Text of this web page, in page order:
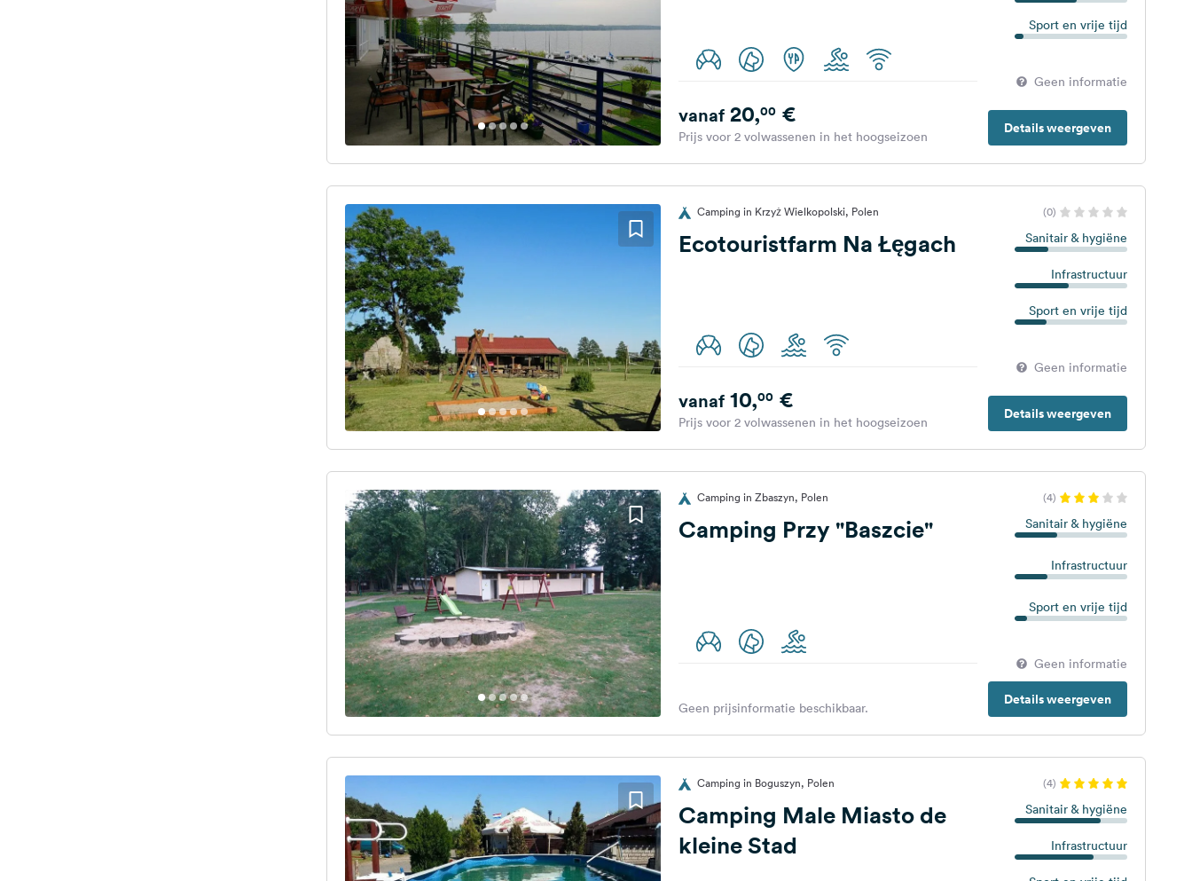
Sport en vrije tijd
Geen informatie
Details weergeven
vanaf20,00€
Prijs voor 2 volwassenen in het hoogseizoen
Camping in Krzyż Wielkopolski, Polen (0)
Ecotouristfarm Na Łęgach Sanitair & hygiëne
Infrastructuur
Sport en vrije tijd
Geen informatie
Details weergeven
vanaf10,00€
Prijs voor 2 volwassenen in het hoogseizoen
Camping in Zbaszyn, Polen (4)
Camping Przy "Baszcie" Sanitair & hygiëne
Infrastructuur
Sport en vrije tijd
Geen informatie
Details weergeven
Geen prijsinformatie beschikbaar.
Camping in Boguszyn, Polen (4)
Camping Male Miasto de
kleine Stad
Sanitair & hygiëne
Infrastructuur